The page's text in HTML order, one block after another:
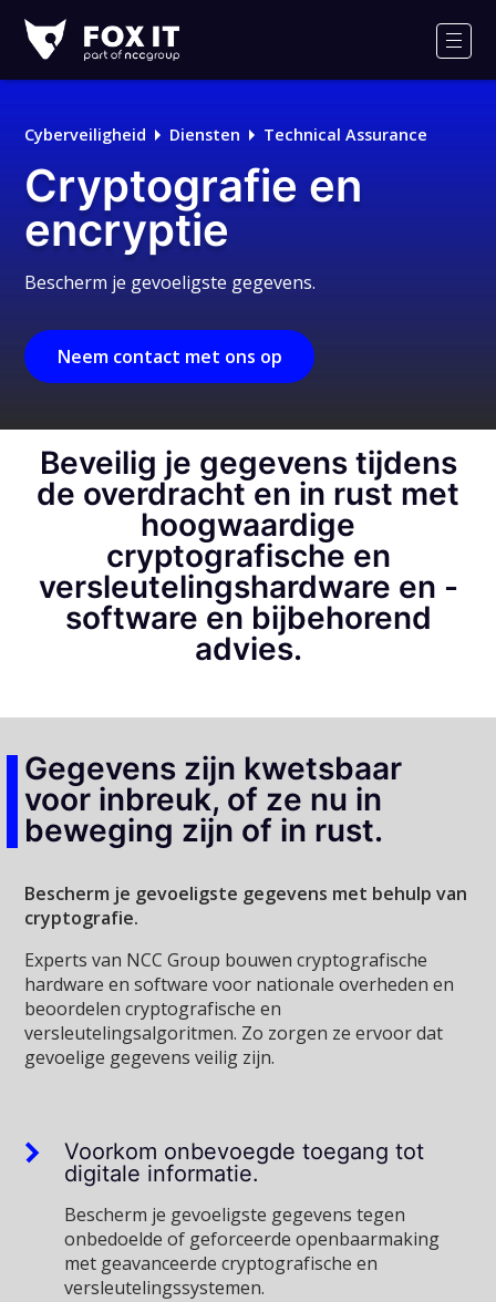
IT
Logo
Cyberveiligheid Diensten Technical Assurance
Cryptografie en
encryptie
Bescherm je gevoeligste gegevens.
Neem contact met ons op
Beveilig je gegevens tijdens
de overdracht en in rust met
hoogwaardige
cryptografische en
versleutelingshardware en -
software en bijbehorend
advies.
Gegevens zijn kwetsbaar
voor inbreuk, of ze nu in
beweging zijn of in rust.
Bescherm je gevoeligste gegevens met behulp van
cryptografie.
Experts van NCC Group bouwen cryptografische
hardware en software voor nationale overheden en
beoordelen cryptografische en
versleutelingsalgoritmen. Zo zorgen ze ervoor dat
gevoelige gegevens veilig zijn.
Voorkom onbevoegde toegang tot
digitale informatie.
Bescherm je gevoeligste gegevens tegen
onbedoelde of geforceerde openbaarmaking
met geavanceerde cryptografische en
versleutelingssystemen.